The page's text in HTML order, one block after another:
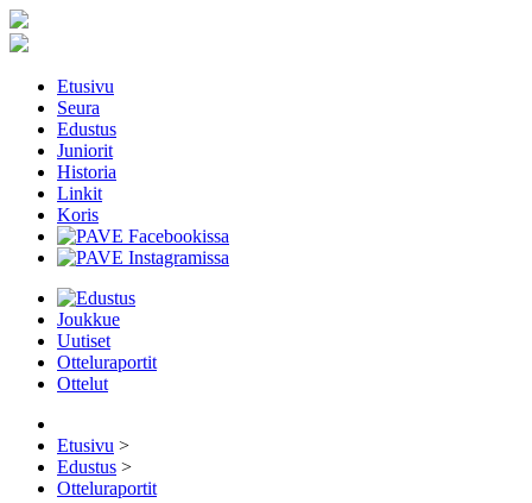
Etusivu
Seura
Edustus
Juniorit
Historia
Linkit
Koris
Joukkue
Uutiset
Otteluraportit
Ottelut
Etusivu >
Edustus >
Otteluraportit